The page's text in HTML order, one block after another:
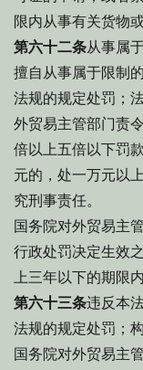
限内从事有关货物
第六十二条从事属
擅自从事属于限制
法规的规定处罚；
外贸易主管部门责
倍以上五倍以下罚
元的，处一万元以
究刑事责任。
国务院对外贸易主
行政处罚决定生效
上三年以下的期限
第六十三条违反本
法规的规定处罚；
国务院对外贸易主